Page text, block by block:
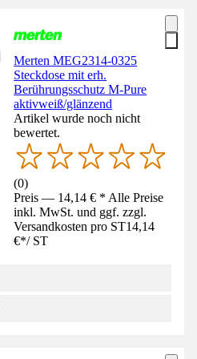
Merten MEG2314-0325
Steckdose mit erh.
Berührungsschutz M-Pure
aktivweiß/glänzend
Artikel wurde noch nicht
bewertet.
(0)
Preis — 14,14 € * Alle Preise
inkl. MwSt. und ggf. zzgl.
Versandkosten pro ST14,14
€*/ ST